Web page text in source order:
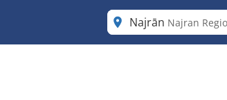
Najrān Najran